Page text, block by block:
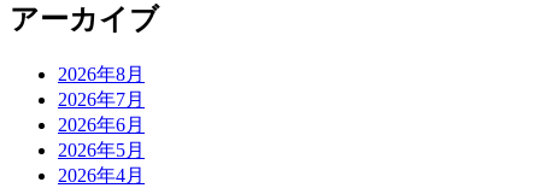
アーカイブ
2026年8月
2026年7月
2026年6月
2026年5月
2026年4月